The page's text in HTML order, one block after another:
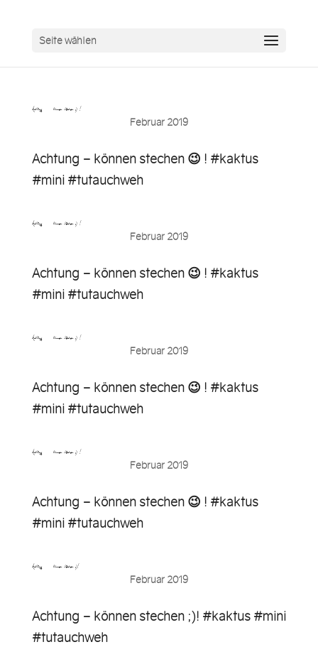
Seite wählen
Achtung – können stechen ;) !…
Februar 2019
Achtung – können stechen 😉 ! #kaktus
#mini #tutauchweh
Achtung – können stechen ;) ! …
Februar 2019
Achtung – können stechen 😉 ! #kaktus
#mini #tutauchweh
Achtung – können stechen ;) !…
Februar 2019
Achtung – können stechen 😉 ! #kaktus
#mini #tutauchweh
Achtung – können stechen ;) ! …
Februar 2019
Achtung – können stechen 😉 ! #kaktus
#mini #tutauchweh
Achtung – können stechen ;)! …
Februar 2019
Achtung – können stechen ;)! #kaktus #mini
#tutauchweh